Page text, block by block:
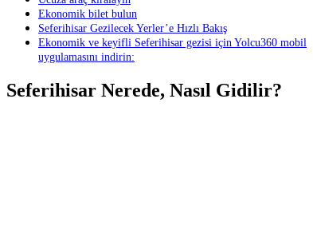
Ekonomik bilet bulun
Seferihisar Gezilecek Yerler’e Hızlı Bakış
Ekonomik ve keyifli Seferihisar gezisi için Yolcu360 mobil
uygulamasını indirin:
Seferihisar Nerede, Nasıl Gidilir?